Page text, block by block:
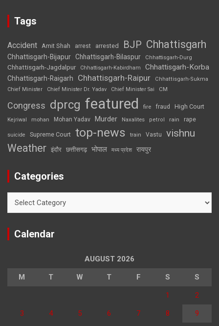
Tags
Accident Amit Shah arrest arrested BJP Chhattisgarh
Chhattisgarh-Bijapur Chhattisgarh-Bilaspur Chhattisgarh-Durg
Chhattisgarh-Jagdalpur Chhattisgarh-Kabirdham Chhattisgarh-Korba
Chhattisgarh-Raigarh Chhattisgarh-Raipur
Chhattisgarh-Sukma
Chief Minister
Chief Minister Dr. Yadav Chief Minister Sai CM
Congress dprcg featured fire fraud High Court
Kejriwal mohan Mohan Yadav Murder Naxalites petrol rain rape
suicide Supreme Court top-news train Vastu vishnu
Weather इंदौर छत्तीसगढ़ भोपाल मध्य प्रदेश रायपुर
Categories
Calendar
AUGUST 2026
M T W T F S S
1 2
3 4 5 6 7 8 9